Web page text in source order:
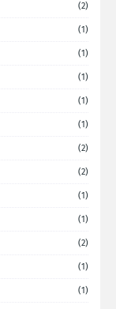
(2)
(1)
(1)
(1)
(1)
(1)
(2)
(2)
(1)
(1)
(2)
(1)
(1)